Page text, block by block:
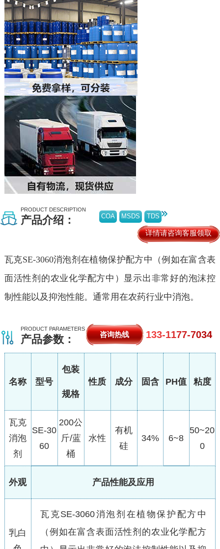
PRODUCT DESCRIPTION
产品介绍： COA MSDS TDS
详情请咨询客服领取
瓦克SE-3060消泡剂在植物保护配方中（例如在富含表
面活性剂的农业化学配方中）显示出非常好的泡沫控
制性能以及抑泡性能。通常用在农药行业中消泡。
PRODUCT PARAMETERS
产品参数： 咨询热线 133-1177-7034
名称 型号
包装
规格
性质 成分 固含 PH值 粘度
瓦克
消泡
剂
SE-30
60
200公
斤/蓝
桶
水性
有机
硅
34% 6~8
50~20
0
外观 产品性能及应用
乳白
瓦克SE-3060消泡剂在植物保护配方中
（例如在富含表面活性剂的农业化学配方